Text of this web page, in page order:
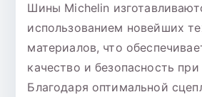
Шины Michelin
использованием новейших
материалов, что
качество и безопасность
Благодаря оптимальной